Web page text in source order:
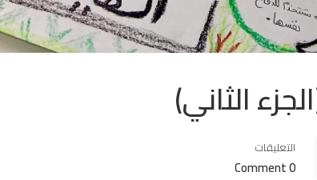
الثاني)
التعليقات
0 Comment